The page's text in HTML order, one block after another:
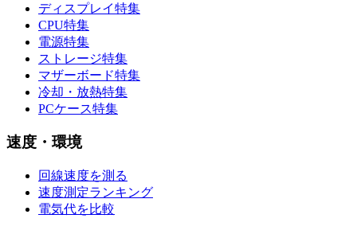
ディスプレイ特集
CPU特集
電源特集
ストレージ特集
マザーボード特集
冷却・放熱特集
PCケース特集
速度・環境
回線速度を測る
速度測定ランキング
電気代を比較